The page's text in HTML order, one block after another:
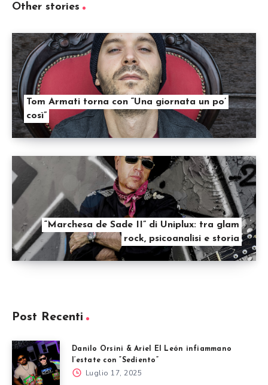
Other stories
Tom Armati torna con “Una giornata un po’
così”
“Marchesa de Sade II” di Uniplux: tra glam
rock, psicoanalisi e storia
Post Recenti
Danilo Orsini & Ariel El León infiammano
l’estate con “Sediento”
Luglio 17, 2025